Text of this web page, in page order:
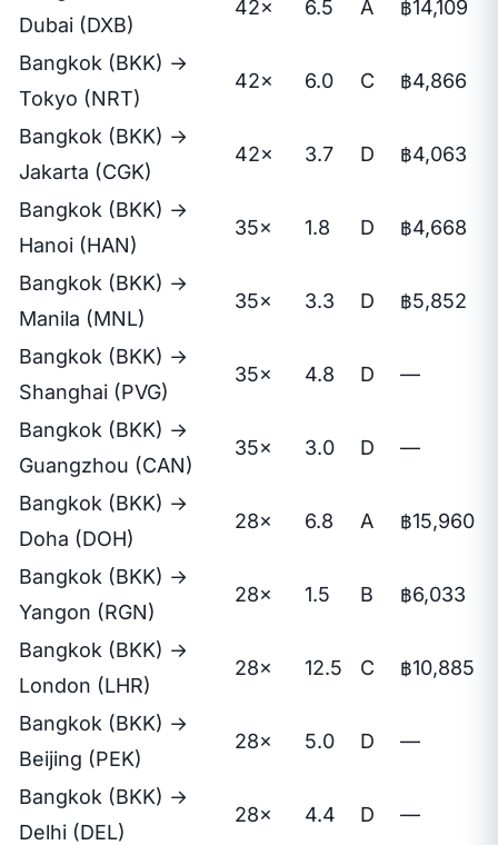
Dubai (DXB)
42× 6.5 A ฿14,109
Bangkok (BKK) →
Tokyo (NRT)
42× 6.0 C ฿4,866
Bangkok (BKK) →
Jakarta (CGK)
42× 3.7 D ฿4,063
Bangkok (BKK) →
Hanoi (HAN)
35× 1.8 D ฿4,668
Bangkok (BKK) →
Manila (MNL)
35× 3.3 D ฿5,852
Bangkok (BKK) →
Shanghai (PVG)
35× 4.8 D —
Bangkok (BKK) →
Guangzhou (CAN)
35× 3.0 D —
Bangkok (BKK) →
Doha (DOH)
28× 6.8 A ฿15,960
Bangkok (BKK) →
Yangon (RGN)
28× 1.5 B ฿6,033
Bangkok (BKK) →
London (LHR)
28× 12.5 C ฿10,885
Bangkok (BKK) →
Beijing (PEK)
28× 5.0 D —
Bangkok (BKK) →
Delhi (DEL)
28× 4.4 D —